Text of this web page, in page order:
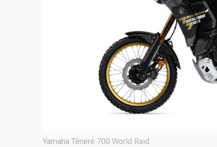
Yamaha Ténéré 700 World Raid